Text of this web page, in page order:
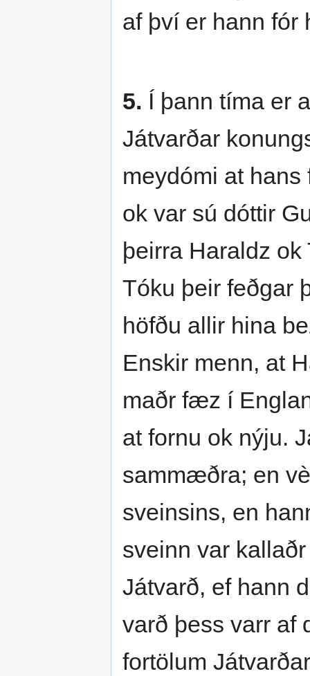
af því er hann fór
5. Í þann tíma er
Játvarðar
meydómi at
ok var sú dóttir
þeirra Haraldz
Tóku þeir feðgar
höfðu allir hina
Enskir menn, at
maðr fæz í
at fornu ok nýju.
sammæðra; en
sveinsins, en
sveinn var
Játvarð, ef hann
varð þess varr af
fortölum